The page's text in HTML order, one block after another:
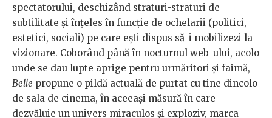
spectatorului, deschizând straturi-straturi de
subtilitate și înțeles în funcție de ochelarii (politici,
estetici, sociali) pe care ești dispus să-i mobilizezi la
vizionare. Coborând până în nocturnul web-ului, acolo
unde se dau lupte aprige pentru urmăritori și faimă,
Belle propune o pildă actuală de purtat cu tine dincolo
de sala de cinema, în aceeași măsură în care
dezvăluie un univers miraculos și exploziv, marca